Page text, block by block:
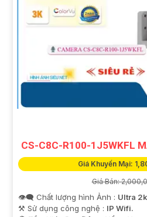
CS-C8C-R100-1J5WKFL
Giá Khuyến Mại:
Giá Bán:
👁️‍🗨 Chất lượng hình Ảnh : Ultra
⚒ Sử dụng công nghệ : IP Wifi.